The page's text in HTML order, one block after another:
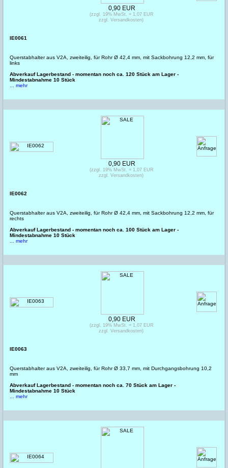
IE0061
Querstabhalter aus V2A, zweiteilig, für Rohr Ø 42,4 mm, mit Sackbohrung 12,2 mm, für
links
Abverkauf Lagerbestand - momentan noch ca. 120 Stück am Lager -
Mindestabnahme 10 Stück
... mehr
0,90 EUR
(zzgl. 19% MwSt. = 1,07 EUR
zzgl. Versandkosten)
IE0062
Querstabhalter aus V2A, zweiteilig, für Rohr Ø 42,4 mm, mit Sackbohrung 12,2 mm, für
rechts
Abverkauf Lagerbestand - momentan noch ca. 100 Stück am Lager -
Mindestabnahme 10 Stück
... mehr
0,90 EUR
(zzgl. 19% MwSt. = 1,07 EUR
zzgl. Versandkosten)
IE0063
Querstabhalter aus V2A, zweiteilig, für Rohr Ø 33,7 mm, mit Durchgangsbohrung 10,2
mm
Abverkauf Lagerbestand - momentan noch ca. 70 Stück am Lager -
Mindestabnahme 10 Stück
... mehr
0,90 EUR
(zzgl. 19% MwSt. = 1,07 EUR
zzgl. Versandkosten)